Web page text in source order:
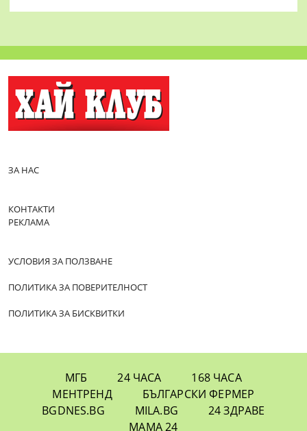
ЗА НАС
КОНТАКТИ
РЕКЛАМА
УСЛОВИЯ ЗА ПОЛЗВАНЕ
ПОЛИТИКА ЗА ПОВЕРИТЕЛНОСТ
ПОЛИТИКА ЗА БИСКВИТКИ
МГБ 24 ЧАСА
168 ЧАСА
МЕНТРЕНД
БЪЛГАРСКИ ФЕРМЕР
BGDNES.BG
MILA.BG
24 ЗДРАВЕ
МАМА 24